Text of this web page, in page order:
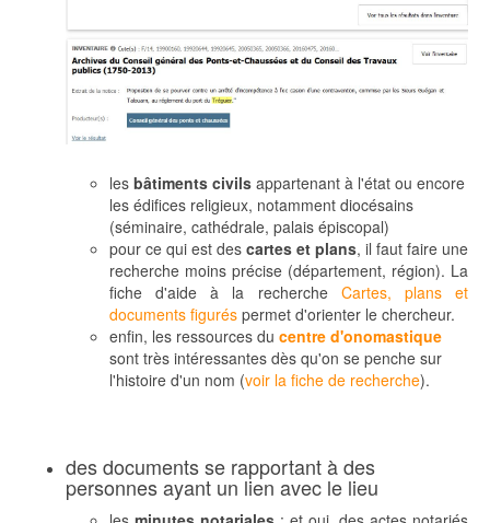
les bâtiments civils appartenant à l'état ou encore
les édifices religieux, notamment diocésains
(séminaire, cathédrale, palais épiscopal)
pour ce qui est des cartes et plans, il faut faire une
recherche moins précise (département, région). La
fiche d'aide à la recherche Cartes, plans et
documents figurés permet d'orienter le chercheur.
enfin, les ressources du centre d'onomastique
sont très intéressantes dès qu'on se penche sur
l'histoire d'un nom (voir la fiche de recherche).
des documents se rapportant à des
personnes ayant un lien avec le lieu